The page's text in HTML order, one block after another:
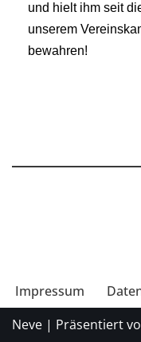
und hielt ihm seit
unserem
bewahren!
Impressum
Neve | Präsentiert